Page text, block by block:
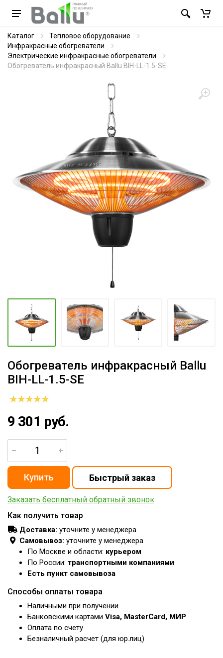
Каталог
Тепловое оборудование
Инфракрасные обогреватели
Электрические инфракрасные обогреватели
Обогреватель инфракрасный Ballu BIH-LL-1.5-SE
Обогреватель инфракрасный Ballu
BIH-LL-1.5-SE
9 301 руб.
Заказать бесплатный обратный звонок
Как получить товар
Доставка: уточните у менеджера
Самовывоз: уточните у менеджера
По Москве и области: курьером
По России: транспортными компаниями
Есть пункт самовывоза
Способы оплаты товара
Наличными при получении
Банковскими картами Visa, MasterCard, МИР
Оплата по счету
Безналичный расчет (для юр.лиц)